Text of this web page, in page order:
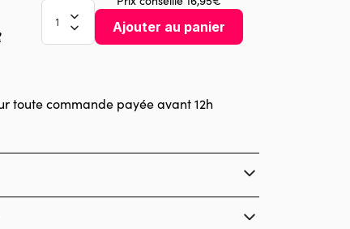
Ajouter au panier
toute commande payée avant 12h